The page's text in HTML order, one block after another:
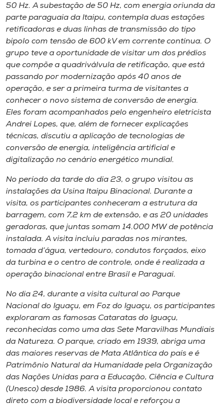
Selecione
o idioma
50 Hz. A subestação de 50 Hz, com energia oriunda da
parte paraguaia da Itaipu, contempla duas estações
retificadoras e duas linhas de transmissão do tipo
bipolo com tensão de 600 kV em corrente contínua. O
grupo teve a oportunidade de visitar um dos prédios
que compõe a quadriválvula de retificação, que está
passando por modernização após 40 anos de
operação, e ser a primeira turma de visitantes a
conhecer o novo sistema de conversão de energia.
Eles foram acompanhados pelo engenheiro eletricista
Andrei Lopes, que, além de fornecer explicações
técnicas, discutiu a aplicação de tecnologias de
conversão de energia, inteligência artificial e
digitalização no cenário energético mundial.
No período da tarde do dia 23, o grupo visitou as
instalações da Usina Itaipu Binacional. Durante a
visita, os participantes conheceram a estrutura da
barragem, com 7,2 km de extensão, e as 20 unidades
geradoras, que juntas somam 14.000 MW de potência
instalada. A visita incluiu paradas nos mirantes,
tomada d’água, vertedouro, condutos forçados, eixo
da turbina e o centro de controle, onde é realizada a
operação binacional entre Brasil e Paraguai.
No dia 24, durante a visita cultural ao Parque
Nacional do Iguaçu, em Foz do Iguaçu, os participantes
exploraram as famosas Cataratas do Iguaçu,
reconhecidas como uma das Sete Maravilhas Mundiais
da Natureza. O parque, criado em 1939, abriga uma
das maiores reservas de Mata Atlântica do país e é
Patrimônio Natural da Humanidade pela Organização
das Nações Unidas para a Educação, Ciência e Cultura
(Unesco) desde 1986. A visita proporcionou contato
direto com a biodiversidade local e reforçou a